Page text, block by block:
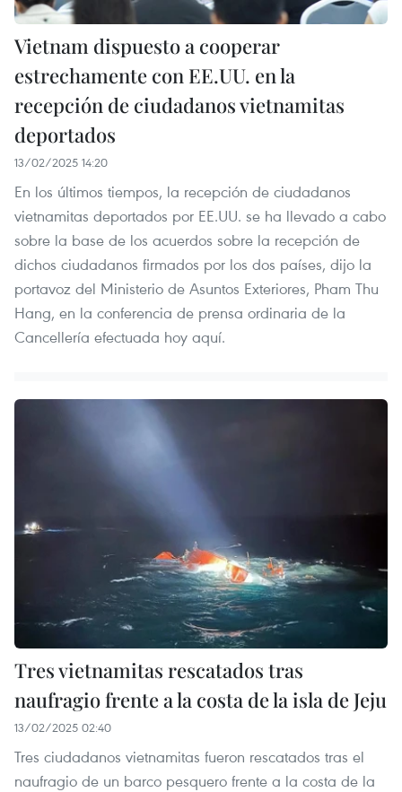
Vietnam dispuesto a cooperar
estrechamente con EE.UU. en la
recepción de ciudadanos vietnamitas
deportados
13/02/2025 14:20
En los últimos tiempos, la recepción de ciudadanos
vietnamitas deportados por EE.UU. se ha llevado a cabo
sobre la base de los acuerdos sobre la recepción de
dichos ciudadanos firmados por los dos países, dijo la
portavoz del Ministerio de Asuntos Exteriores, Pham Thu
Hang, en la conferencia de prensa ordinaria de la
Cancellería efectuada hoy aquí.
Tres vietnamitas rescatados tras
naufragio frente a la costa de la isla de Jeju
13/02/2025 02:40
Tres ciudadanos vietnamitas fueron rescatados tras el
naufragio de un barco pesquero frente a la costa de la